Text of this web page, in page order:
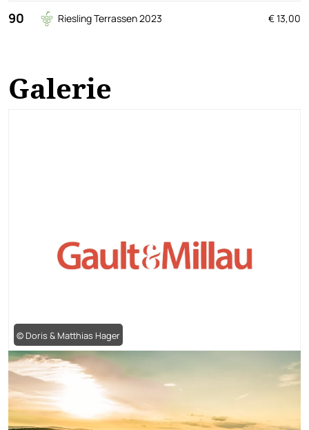
90 Riesling Terrassen 2023 € 13,00
Galerie
© Doris & Matthias Hager